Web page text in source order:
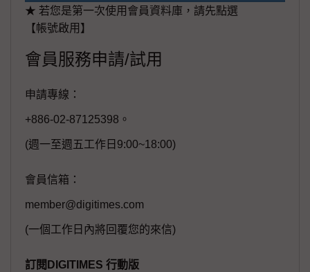
★ 若您是第一次使用會員資料庫，請先點選
【帳號啟用】
會員服務申請/試用
申請專線：
+886-02-87125398。
(週一至週五工作日9:00~18:00)
會員信箱：
member@digitimes.com
(一個工作日內將回覆您的來信)
訂閱DIGITIMES 行動版